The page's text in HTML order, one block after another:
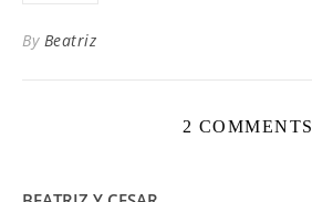
By Beatriz
2 COMMENTS